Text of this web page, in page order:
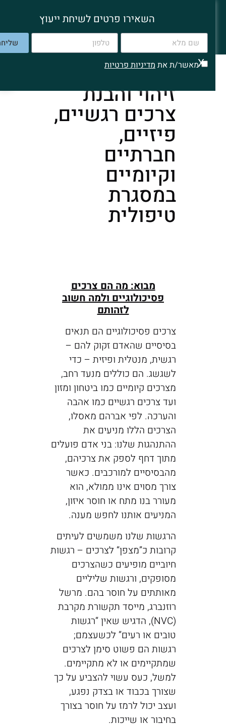
שי שפיצן
השאירו פרטים לשיחת ייעוץ
מאשר/ת אתמדיניות פרטיות
שליחה
זיהוי והבנת
צרכים רגשיים,
פיזיים,
חברתיים
וקיומיים
במסגרת
טיפולית
מבוא: מה הם צרכים
פסיכולוגיים ולמה חשוב
לזהותם
צרכים פסיכולוגיים הם תנאים
בסיסיים שהאדם זקוק להם –
רגשית, מנטלית ופיזית – כדי
לשגשג. הם כוללים מנעד רחב,
מצרכים קיומיים כמו ביטחון ומזון
ועד צרכים רגשיים כמו אהבה
והערכה. לפי אברהם מאסלו,
הצרכים הללו מניעים את
ההתנהגות שלנו: בני אדם פועלים
מתוך דחף לספק את צרכיהם,
מהבסיסיים למורכבים. כאשר
צורך מסוים אינו ממולא, הוא
מעורר בנו מתח או חוסר איזון,
המניעים אותנו לחפש מענה.
הרגשות שלנו משמשים לעיתים
קרובות כ”מצפן“ לצרכים – רגשות
חיוביים מופיעים כשהצרכים
מסופקים, ורגשות שליליים
מאותתים על חוסר בהם. מרשל
רוזנברג, מייסד תקשורת מקרבת
(NVC), הדגיש שאין “רגשות
טובים או רעים” לכשעצמם;
רגשות הם פשוט סימן לצרכים
שמתקיימים או לא מתקיימים.
למשל, כעס עשוי להצביע על כך
שצורך בכבוד או בצדק נפגע,
ועצב יכול לרמז על חוסר בצורך
בחיבור או שייכות.